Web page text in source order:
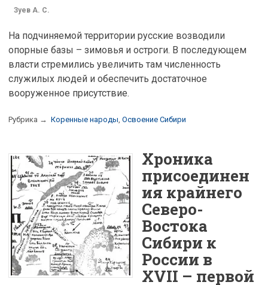
Зуев А. С.
На подчиняемой территории русские возводили
опорные базы – зимовья и остроги. В последующем
власти стремились увеличить там численность
служилых людей и обеспечить достаточное
вооруженное присутствие.
Рубрика → Коренные народы Освоение Сибири
Хроника
присоединен
ия крайнего
Северо-
Востока
Сибири к
России в
XVII – первой